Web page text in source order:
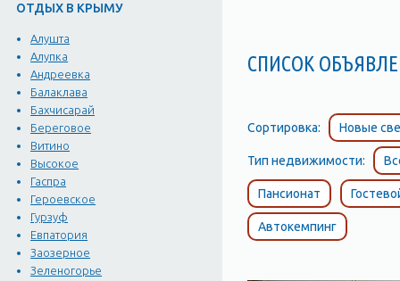
ОТДЫХ В КРЫМУ
Алушта
Алупка
Андреевка
Балаклава
Бахчисарай
Береговое
Витино
Высокое
Гаспра
Героевское
Гурзуф
Евпатория
Заозерное
Зеленогорье
совсем не бывает
сопровождаются
Феодосией (перевод с
Кафой, превратили в
через который шли
пользовался мрачной
Феодосию и ее
Феодосия кажется
СПИСОК
Сортировка: Новые
Тип недвижимости:
Пансионат
Автокемпинг